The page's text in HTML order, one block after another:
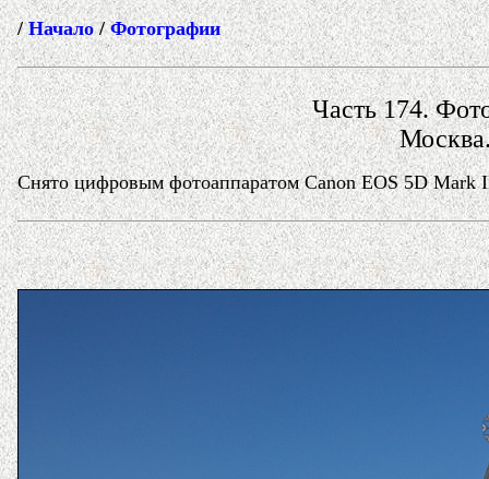
/Начало/Фотографии
Часть 174.
Снято цифровым фотоаппаратом Canon EOS 5D Mark